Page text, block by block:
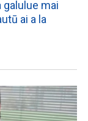
galulue mai
ai a la